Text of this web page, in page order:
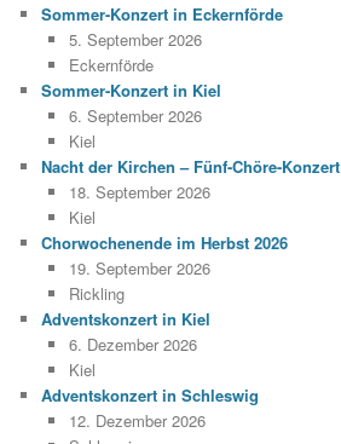
Sommer-Konzert in Eckernförde
5. September 2026
Eckernförde
Sommer-Konzert in Kiel
6. September 2026
Kiel
Nacht der Kirchen – Fünf-Chöre-Konzert
18. September 2026
Kiel
Chorwochenende im Herbst 2026
19. September 2026
Rickling
Adventskonzert in Kiel
6. Dezember 2026
Kiel
Adventskonzert in Schleswig
12. Dezember 2026